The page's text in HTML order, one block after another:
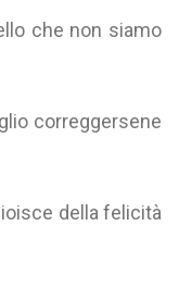
che non siamo
correggersene
della felicità